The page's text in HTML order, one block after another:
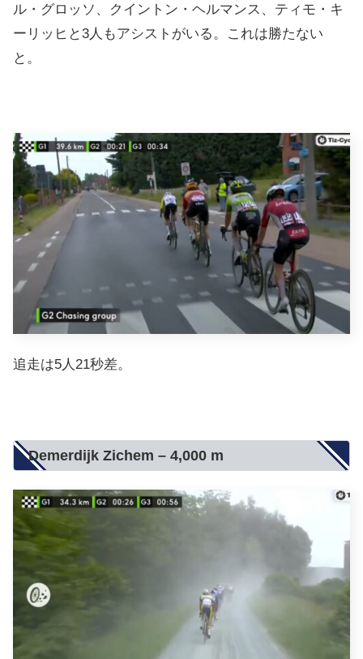
ル・グロッソ、クイントン・ヘルマンス、ティモ・キ
ーリッヒと3人もアシストがいる。これは勝たない
と。
追走は5人21秒差。
Demerdijk Zichem – 4,000 m